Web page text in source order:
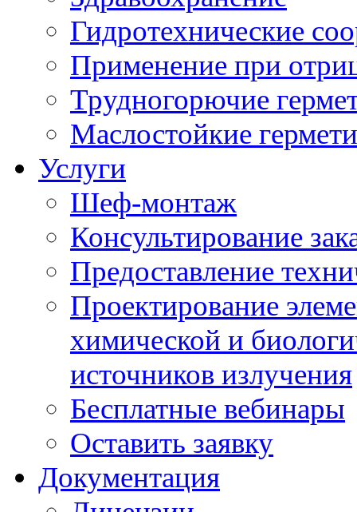
Гидротехнические
Применение при
Трудногорючие
Маслостойкие
Услуги
Шеф-монтаж
Консультирование
Предоставление
Проектирование
химической и
источников излучения
Бесплатные вебинары
Оставить заявку
Документация